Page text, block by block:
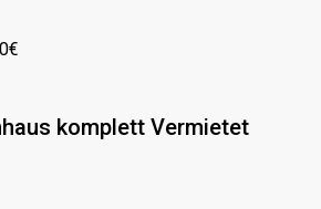
komplett Vermietet